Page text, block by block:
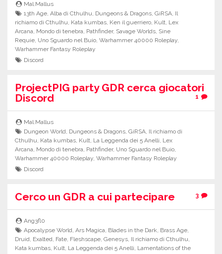
Mal.Mallus
13th Age,Alba di Cthulhu, Dungeons & Dragons,GiRSA, Il
richiamo di Cthulhu, Kata kumbas, Ken il guerriero, Kult, Lex
Arcana, Mondo di tenebra, Pathfinder, Savage Worlds, Sine
Requie, Uno Sguardo nel Buio, Warhammer 40000 Roleplay,
Warhammer Fantasy Roleplay
Discord
ProjectPIG party GDR cerca giocatori
Discord
1
Mal.Mallus
Dungeon World, Dungeons & Dragons,GiRSA, Il richiamo di
Cthulhu, Kata kumbas, Kult, La Leggenda dei 5 Anelli, Lex
Arcana, Mondo di tenebra, Pathfinder, Uno Sguardo nel Buio,
Warhammer 40000 Roleplay, Warhammer Fantasy Roleplay
Discord
Cerco un GDR a cui partecipare 3
Ang3fl0
Apocalypse World,Ars Magica, Blades in the Dark, Brass Age,
Druid, Exalted, Fate, Fleshscape, Genesys, Il richiamo di Cthulhu,
Kata kumbas, Kult, La Leggenda dei 5 Anelli, Lamentations of the